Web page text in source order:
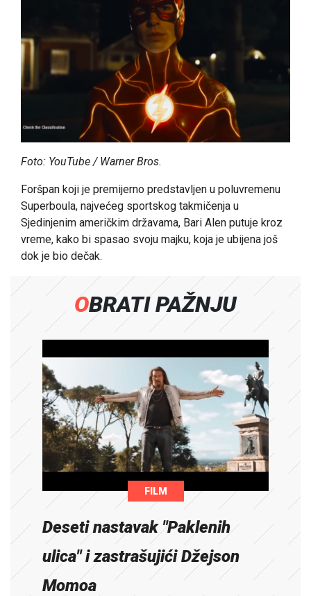
Foto: YouTube / Warner Bros.
Foršpan koji je premijerno predstavljen u poluvremenu
Superboula, najvećeg sportskog takmičenja u
Sjedinjenim američkim državama, Bari Alen putuje kroz
vreme, kako bi spasao svoju majku, koja je ubijena još
dok je bio dečak.
OBRATI PAŽNJU
FILM
Deseti nastavak "Paklenih
ulica" i zastrašujići Džejson
Momoa